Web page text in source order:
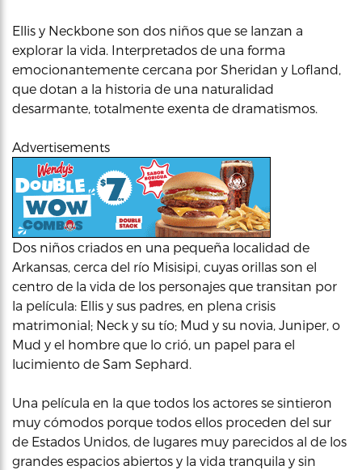
Ellis y Neckbone son dos niños que se lanzan a
explorar la vida. Interpretados de una forma
emocionantemente cercana por Sheridan y Lofland,
que dotan a la historia de una naturalidad
desarmante, totalmente exenta de dramatismos.
Advertisements
Dos niños criados en una pequeña localidad de
Arkansas, cerca del río Misisipi, cuyas orillas son el
centro de la vida de los personajes que transitan por
la película: Ellis y sus padres, en plena crisis
matrimonial; Neck y su tío; Mud y su novia, Juniper, o
Mud y el hombre que lo crió, un papel para el
lucimiento de Sam Sephard.
Una película en la que todos los actores se sintieron
muy cómodos porque todos ellos proceden del sur
de Estados Unidos, de lugares muy parecidos al de los
grandes espacios abiertos y la vida tranquila y sin